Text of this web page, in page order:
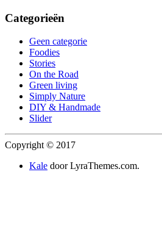
Categorieën
Geen categorie
Foodies
Stories
On the Road
Green living
Simply Nature
DIY & Handmade
Slider
Copyright © 2017
Kale door LyraThemes.com.